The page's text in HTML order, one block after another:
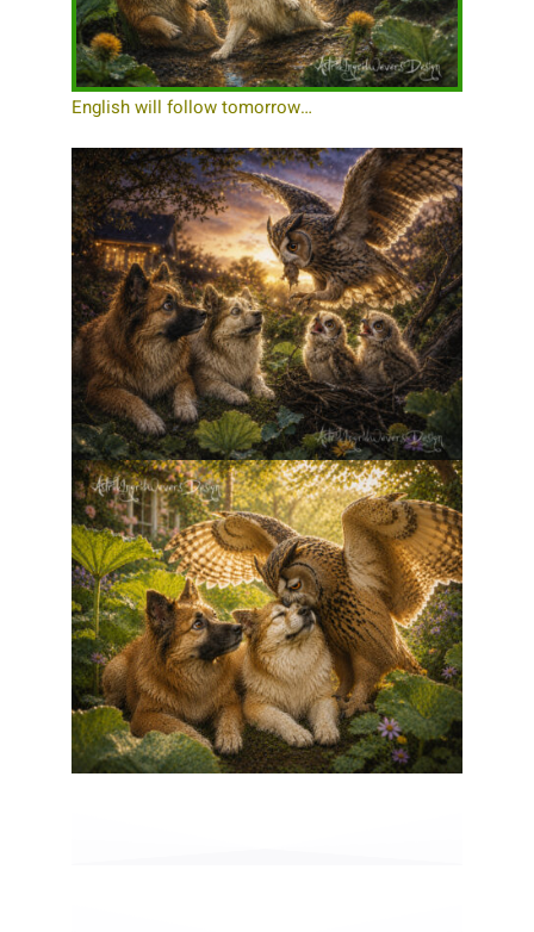
English will follow tomorrow…